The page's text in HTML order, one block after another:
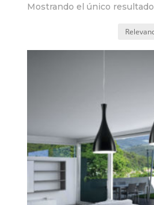
Mostrando el único resultado